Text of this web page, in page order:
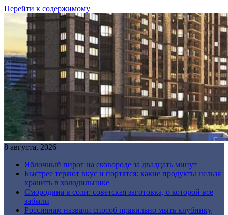
Перейти к содержимому
8 августа, 2026
Яблочный пирог на сковороде за двадцать минут
Быстрее теряют вкус и портятся: какие продукты нельзя
хранить в холодильнике
Смородина в соли: советская заготовка, о которой все
забыли
Россиянам назвали способ правильно мыть клубнику